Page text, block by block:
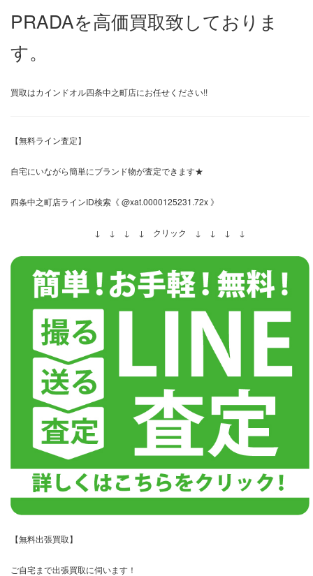
PRADAを高価買取致しておりま
す。
買取はカインドオル四条中之町店にお任せください!!
【無料ライン査定】
自宅にいながら簡単にブランド物が査定できます★
四条中之町店ラインID検索《 @xat.0000125231.72x 》
↓ ↓ ↓ ↓ クリック ↓ ↓ ↓ ↓
【無料出張買取】
ご自宅まで出張買取に伺います！